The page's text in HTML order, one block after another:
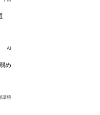
AI
め
環境